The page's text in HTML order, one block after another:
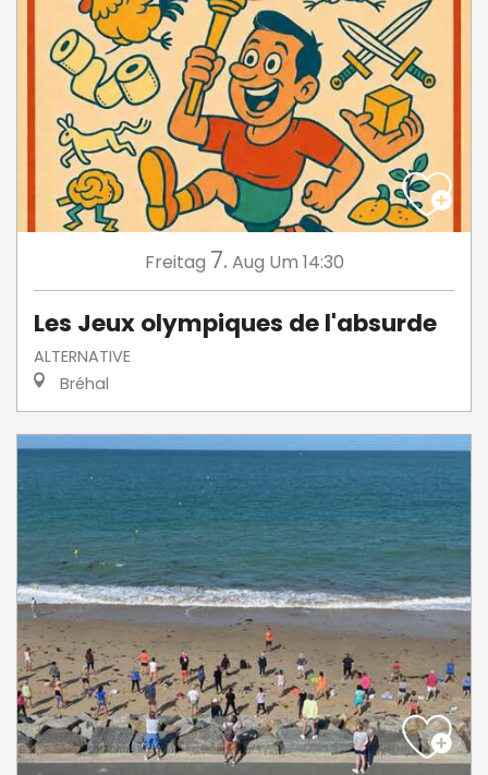
Freitag 7. Aug Um 14:30
Les Jeux olympiques de l'absurde
ALTERNATIVE
Bréhal